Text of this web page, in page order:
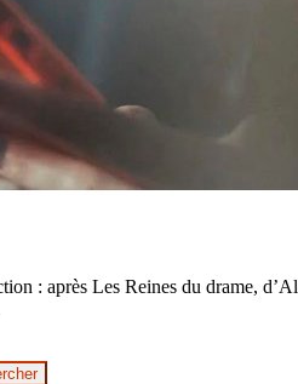
: après Les Reines du drame,